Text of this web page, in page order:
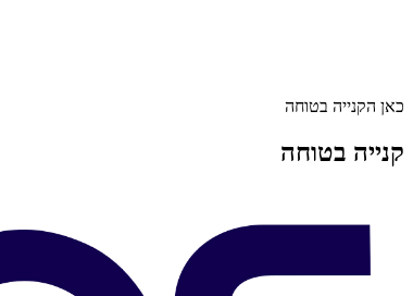
כאן הקנייה בטוחה
קנייה בטוחה